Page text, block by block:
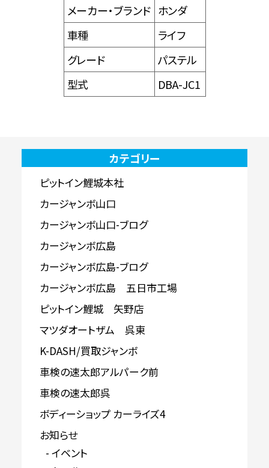
メーカー・ブランド ホンダ
車種
ライフ
グレード
パステル
型式
DBA-JC1
カテゴリー
ピットイン鯉城本社
カージャンボ山口
カージャンボ山口-ブログ
カージャンボ広島
カージャンボ広島-ブログ
カージャンボ広島 五日市工場
ピットイン鯉城 矢野店
マツダオートザム 呉東
K-DASH/買取ジャンボ
車検の速太郎アルパーク前
車検の速太郎呉
ボディーショップ カーライズ4
お知らせ
イベント